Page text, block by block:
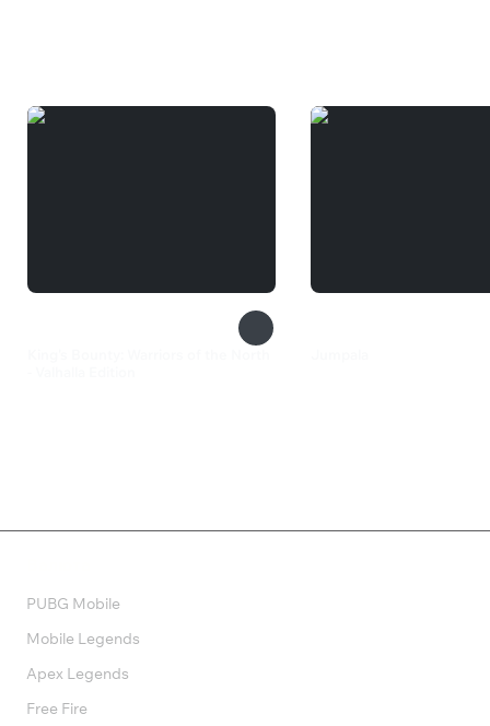
PUBG Mobile
Mobile Legends
Apex Legends
Free Fire